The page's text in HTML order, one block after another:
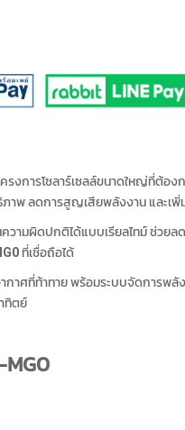
งการโซลาร์เซลล์ขนาดใหญ่ที่ต้อ
าพ ลดการสูญเสียพลังงาน และเ
ามผิดปกติได้แบบเรียลไทม์ ช่วยลด
ที่เชื่อถือได้
าศที่ท้าทาย พร้อมระบบจัดการพลั
ทิตย์